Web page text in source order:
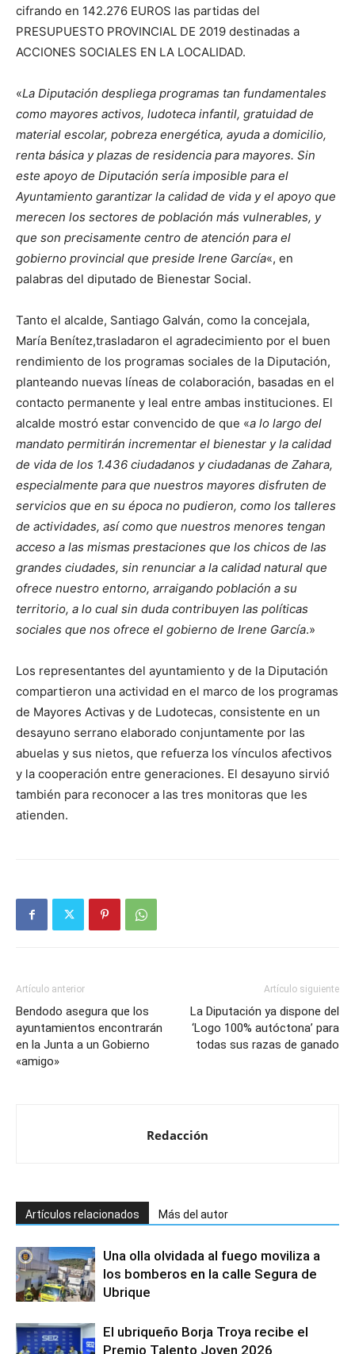
cifrando en 142.276 EUROS las partidas del
PRESUPUESTO PROVINCIAL DE 2019 destinadas a
ACCIONES SOCIALES EN LA LOCALIDAD.
«La Diputación despliega programas tan fundamentales
como mayores activos, ludoteca infantil, gratuidad de
material escolar, pobreza energética, ayuda a domicilio,
renta básica y plazas de residencia para mayores. Sin
este apoyo de Diputación sería imposible para el
Ayuntamiento garantizar la calidad de vida y el apoyo que
merecen los sectores de población más vulnerables, y
que son precisamente centro de atención para el
gobierno provincial que preside Irene García«, en
palabras del diputado de Bienestar Social.
Tanto el alcalde, Santiago Galván, como la concejala,
María Benítez,trasladaron el agradecimiento por el buen
rendimiento de los programas sociales de la Diputación,
planteando nuevas líneas de colaboración, basadas en el
contacto permanente y leal entre ambas instituciones. El
alcalde mostró estar convencido de que «a lo largo del
mandato permitirán incrementar el bienestar y la calidad
de vida de los 1.436 ciudadanos y ciudadanas de Zahara,
especialmente para que nuestros mayores disfruten de
servicios que en su época no pudieron, como los talleres
de actividades, así como que nuestros menores tengan
acceso a las mismas prestaciones que los chicos de las
grandes ciudades, sin renunciar a la calidad natural que
ofrece nuestro entorno, arraigando población a su
territorio, a lo cual sin duda contribuyen las políticas
sociales que nos ofrece el gobierno de Irene García.»
Los representantes del ayuntamiento y de la Diputación
compartieron una actividad en el marco de los programas
de Mayores Activas y de Ludotecas, consistente en un
desayuno serrano elaborado conjuntamente por las
abuelas y sus nietos, que refuerza los vínculos afectivos
y la cooperación entre generaciones. El desayuno sirvió
también para reconocer a las tres monitoras que les
atienden.
Artículo anterior
Bendodo asegura que los
ayuntamientos encontrarán
en la Junta a un Gobierno
«amigo»
Artículo siguiente
La Diputación ya dispone del
‘Logo 100% autóctona’ para
todas sus razas de ganado
Redacción
Artículos relacionados Más del autor
Una olla olvidada al fuego moviliza a
los bomberos en la calle Segura de
Ubrique
El ubriqueño Borja Troya recibe el
Premio Talento Joven 2026